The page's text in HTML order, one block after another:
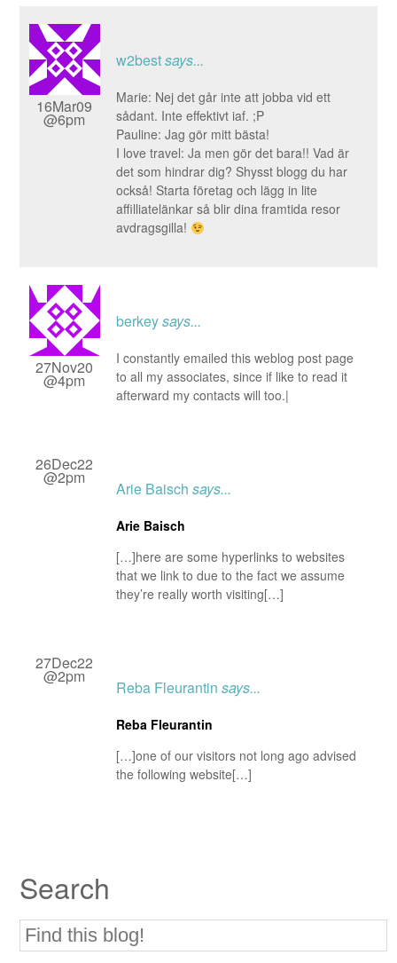
16Mar09
@6pm
w2bestsays...
Marie: Nej det går inte att jobba vid ett
sådant. Inte effektivt iaf. ;P
Pauline: Jag gör mitt bästa!
I love travel: Ja men gör det bara!! Vad är
det som hindrar dig? Shysst blogg du har
också! Starta företag och lägg in lite
affilliatelänkar så blir dina framtida resor
avdragsgilla!
27Nov20
@4pm
berkeysays...
I constantly emailed this weblog post page
to all my associates, since if like to read it
afterward my contacts will too.|
26Dec22
@2pm
Arie Baisch says...
Arie Baisch
[…]here are some hyperlinks to websites
that we link to due to the fact we assume
they’re really worth visiting[…]
27Dec22
@2pm
Reba Fleurantin says...
Reba Fleurantin
[…]one of our visitors not long ago advised
the following website[…]
Search